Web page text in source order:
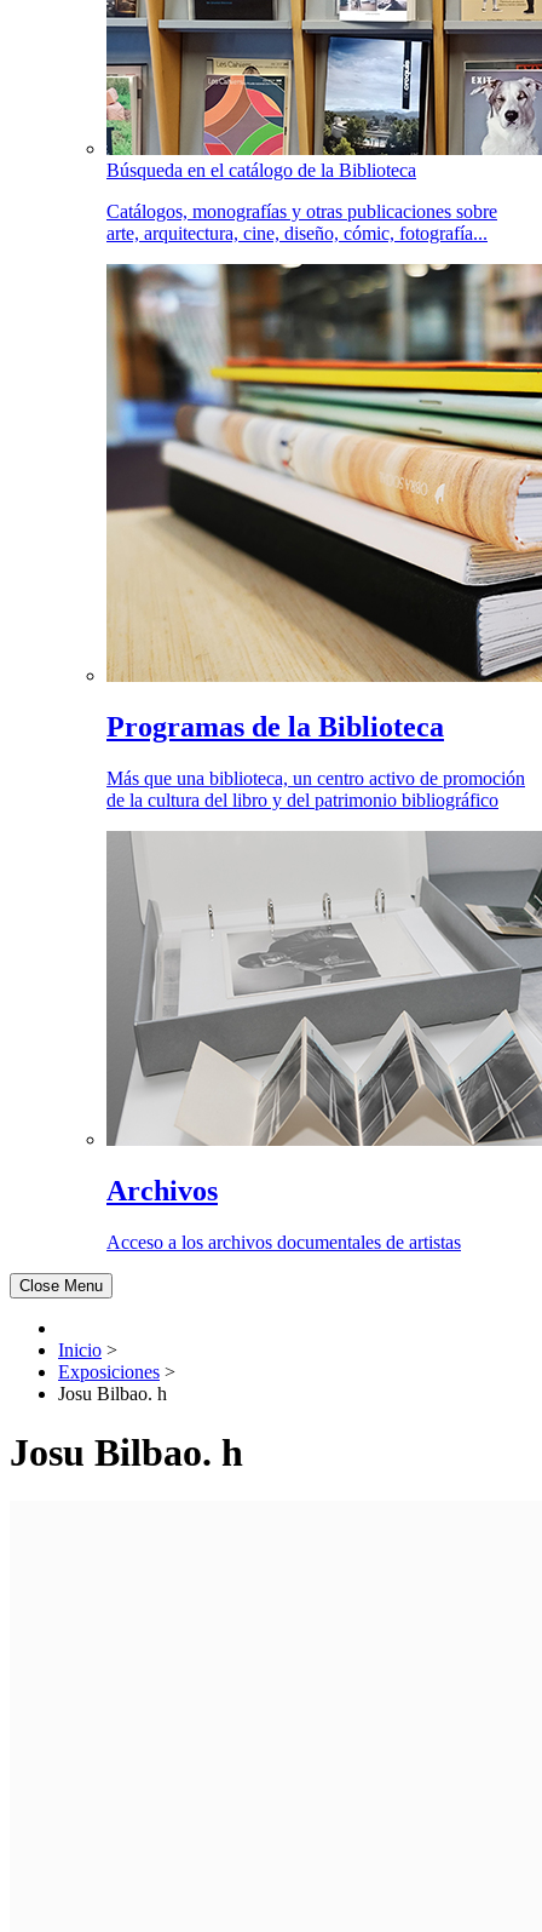
Búsqueda en el catálogo de la Biblioteca
Catálogos, monografías y otras publicaciones sobre
arte, arquitectura, cine, diseño, cómic, fotografía...
Programas de la Biblioteca
Más que una biblioteca, un centro activo de promoción
de la cultura del libro y del patrimonio bibliográfico
Archivos
Acceso a los archivos documentales de artistas
Close Menu
Inicio >
Exposiciones >
Josu Bilbao. h
Josu Bilbao. h